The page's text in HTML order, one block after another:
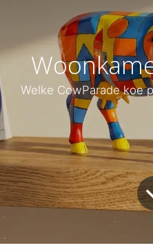
Welke CowParade koe